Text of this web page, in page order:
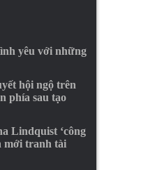
yêu với những
hội ngộ trên
phía sau tạo
Lindquist ‘công
mới tranh tài